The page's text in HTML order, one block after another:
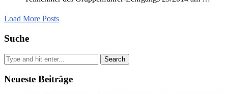
Load More Posts
Suche
Search
Neueste Beiträge